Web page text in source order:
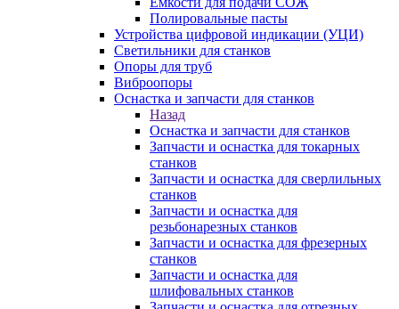
Полировальные пасты
Устройства цифровой индикации (УЦИ)
Светильники для станков
Опоры для труб
Виброопоры
Оснастка и запчасти для станков
Назад
Оснастка и запчасти для станков
Запчасти и оснастка для токарных
станков
Запчасти и оснастка для сверлильных
станков
Запчасти и оснастка для
резьбонарезных станков
Запчасти и оснастка для фрезерных
станков
Запчасти и оснастка для
шлифовальных станков